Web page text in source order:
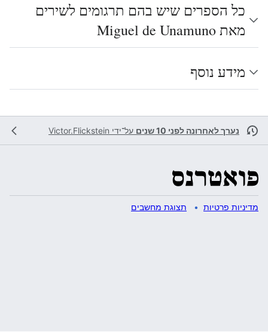
כל הספרים שיש בהם תרגומים לשירים
מאת Miguel de Unamuno
מידע נוסף
נערך לאחרונה לפני 10 שנים על־ידי Victor.Flickstein
מדיניות פרטיות תצוגת מחשבים